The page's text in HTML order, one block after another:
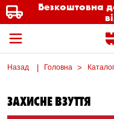
Безкоштовна
Назад Головна
ЗАХИСНЕ ВЗУТТЯ